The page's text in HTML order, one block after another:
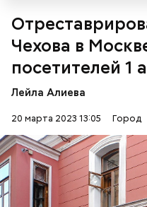
Чехова в
посетителей 1
Лейла Алиева
20 марта 2023 13:05 Город